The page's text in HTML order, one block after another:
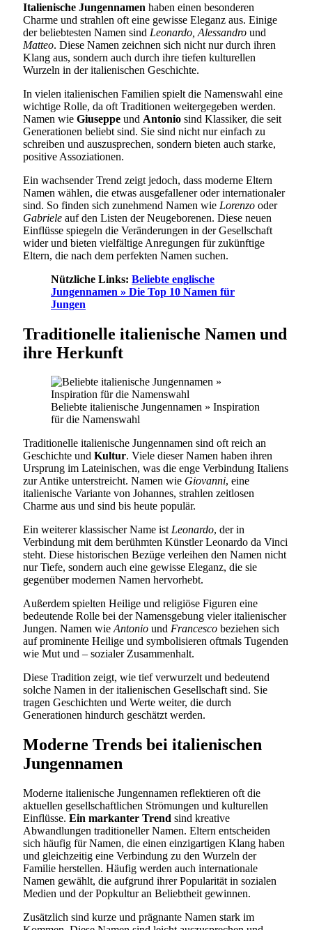
Italienische Jungennamen haben einen besonderen
Charme und strahlen oft eine gewisse Eleganz aus. Einige
der beliebtesten Namen sind Leonardo, Alessandro und
Matteo. Diese Namen zeichnen sich nicht nur durch ihren
Klang aus, sondern auch durch ihre tiefen kulturellen
Wurzeln in der italienischen Geschichte.
In vielen italienischen Familien spielt die Namenswahl eine
wichtige Rolle, da oft Traditionen weitergegeben werden.
Namen wie Giuseppe und Antonio sind Klassiker, die seit
Generationen beliebt sind. Sie sind nicht nur einfach zu
schreiben und auszusprechen, sondern bieten auch starke,
positive Assoziationen.
Ein wachsender Trend zeigt jedoch, dass moderne Eltern
Namen wählen, die etwas ausgefallener oder internationaler
sind. So finden sich zunehmend Namen wie Lorenzo oder
Gabriele auf den Listen der Neugeborenen. Diese neuen
Einflüsse spiegeln die Veränderungen in der Gesellschaft
wider und bieten vielfältige Anregungen für zukünftige
Eltern, die nach dem perfekten Namen suchen.
Nützliche Links: Beliebte englische
Jungennamen » Die Top 10 Namen für
Jungen
Traditionelle italienische Namen und
ihre Herkunft
Beliebte italienische Jungennamen » Inspiration
für die Namenswahl
Traditionelle italienische Jungennamen sind oft reich an
Geschichte und Kultur. Viele dieser Namen haben ihren
Ursprung im Lateinischen, was die enge Verbindung Italiens
zur Antike unterstreicht. Namen wie Giovanni, eine
italienische Variante von Johannes, strahlen zeitlosen
Charme aus und sind bis heute populär.
Ein weiterer klassischer Name istLeonardo, der in
Verbindung mit dem berühmten Künstler Leonardo da Vinci
steht. Diese historischen Bezüge verleihen den Namen nicht
nur Tiefe, sondern auch eine gewisse Eleganz, die sie
gegenüber modernen Namen hervorhebt.
Außerdem spielten Heilige und religiöse Figuren eine
bedeutende Rolle bei der Namensgebung vieler italienischer
Jungen. Namen wieAntonio und Francesco beziehen sich
auf prominente Heilige und symbolisieren oftmals Tugenden
wie Mut und – sozialer Zusammenhalt.
Diese Tradition zeigt, wie tief verwurzelt und bedeutend
solche Namen in der italienischen Gesellschaft sind. Sie
tragen Geschichten und Werte weiter, die durch
Generationen hindurch geschätzt werden.
Moderne Trends bei italienischen
Jungennamen
Moderne italienische Jungennamen reflektieren oft die
aktuellen gesellschaftlichen Strömungen und kulturellen
Einflüsse. Ein markanter Trend sind kreative
Abwandlungen traditioneller Namen. Eltern entscheiden
sich häufig für Namen, die einen einzigartigen Klang haben
und gleichzeitig eine Verbindung zu den Wurzeln der
Familie herstellen. Häufig werden auch internationale
Namen gewählt, die aufgrund ihrer Popularität in sozialen
Medien und der Popkultur an Beliebtheit gewinnen.
Zusätzlich sind kurze und prägnante Namen stark im